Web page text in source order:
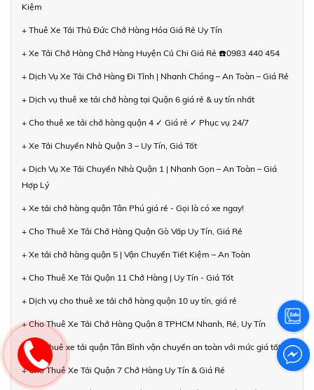
Kiệm
+ Thuê Xe Tải Thủ Đức Chở Hàng Hóa Giá Rẻ Uy Tín
+ Xe Tải Chở Hàng Chở Hàng Huyện Củ Chi Giá Rẻ ☎️0983 440 454
+ Dịch Vụ Xe Tải Chở Hàng Đi Tỉnh | Nhanh Chóng – An Toàn – Giá Rẻ
+ Dịch vụ thuê xe tải chở hàng tại Quận 6 giá rẻ & uy tín nhất
+ Cho thuê xe tải chở hàng quận 4 ✓ Giá rẻ ✓ Phục vụ 24/7
+ Xe Tải Chuyển Nhà Quận 3 – Uy Tín, Giá Tốt
+ Dịch Vụ Xe Tải Chuyển Nhà Quận 1 | Nhanh Gọn – An Toàn – Giá
Hợp Lý
+ Xe tải chở hàng quận Tân Phú giá rẻ - Gọi là có xe ngay!
+ Cho Thuê Xe Tải Chở Hàng Quận Gò Vấp Uy Tín, Giá Rẻ
+ Xe tải chở hàng quận 5 | Vận Chuyển Tiết Kiệm – An Toàn
+ Cho Thuê Xe Tải Quận 11 Chở Hàng | Uy Tín - Giá Tốt
+ Dịch vụ cho thuê xe tải chở hàng quận 10 uy tín, giá rẻ
+ Cho Thuê Xe Tải Chở Hàng Quận 8 TPHCM Nhanh, Rẻ, Uy Tín
+ Cho thuê xe tải quận Tân Bình vận chuyển an toàn với mức giá tốt
+ Cho Thuê Xe Tải Quận 7 Chở Hàng Uy Tín & Giá Rẻ